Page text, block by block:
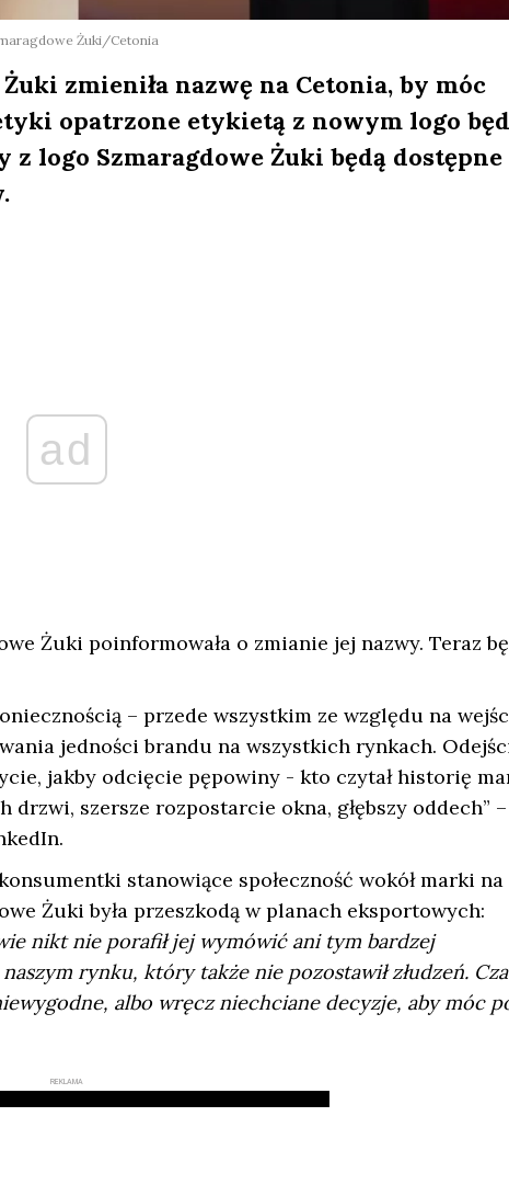
Żuki/Cetonia
zmieniła nazwę na Cetonia, by móc
opatrzone etykietą z nowym logo
logo Szmaragdowe Żuki będą dostępne
ad
Żuki poinformowała o zmianie jej nazwy. Teraz
– przede wszystkim ze względu na
jedności brandu na wszystkich rynkach.
jakby odcięcie pępowiny - kto czytał historię
szersze rozpostarcie okna, głębszy oddech” –
stanowiące społeczność wokół marki na
Żuki była przeszkodą w planach eksportowych:
nikt nie porafił jej wymówić ani tym bardzej
rynku, który także nie pozostawił złudzeń.
albo wręcz niechciane decyzje, aby móc
REKLAMA